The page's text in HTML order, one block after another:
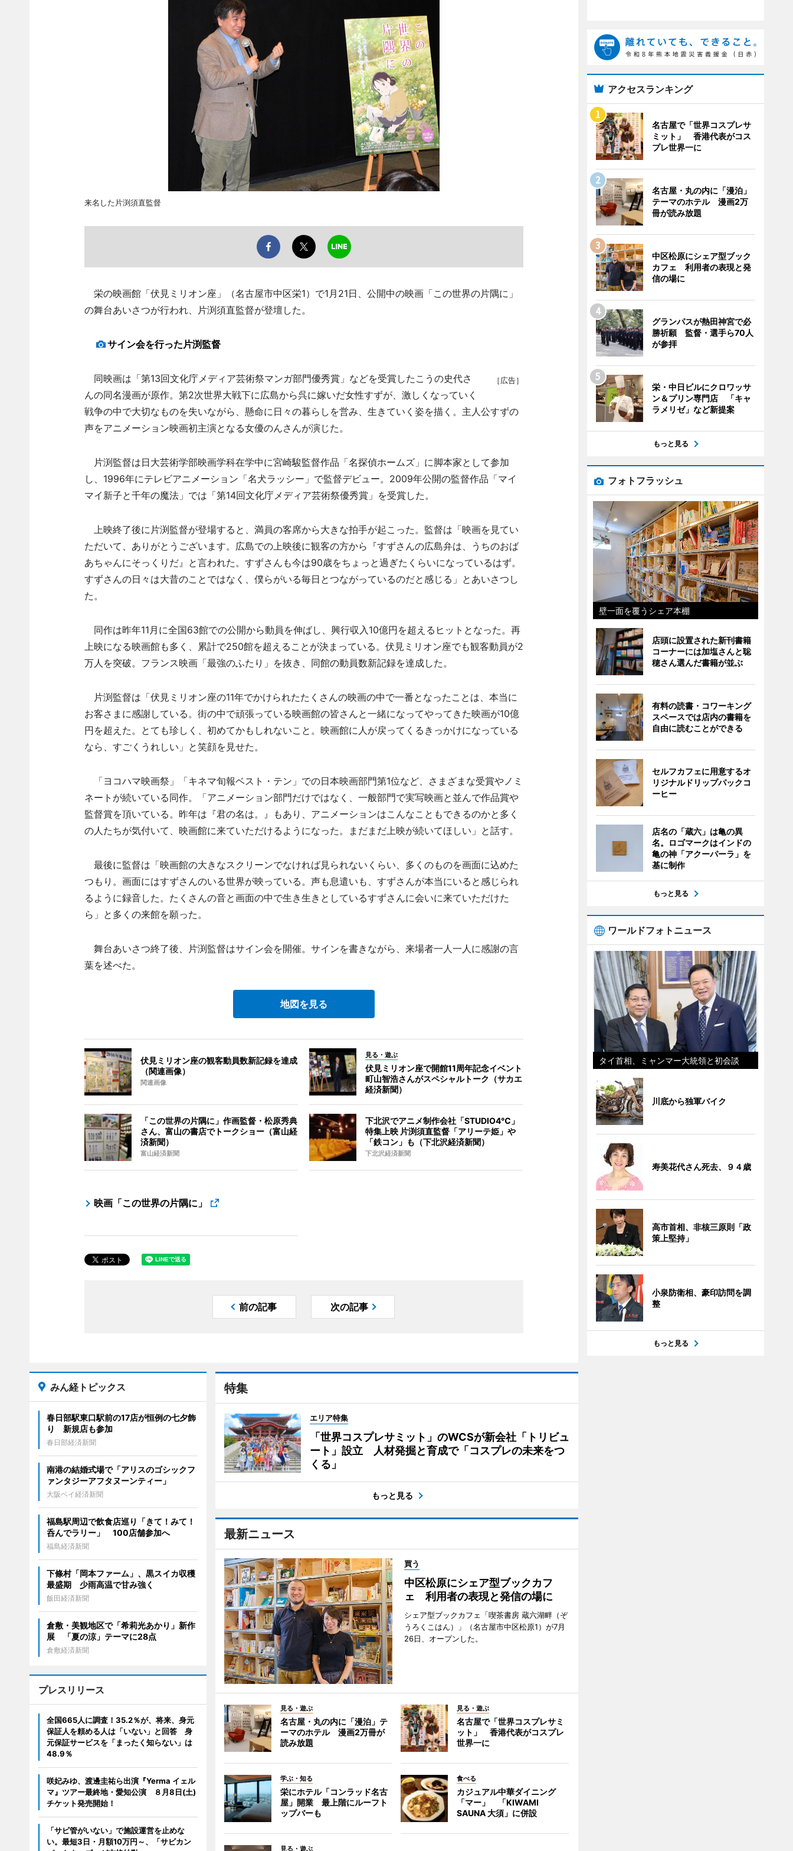
来名した片渕須直監督
栄の映画館「伏見ミリオン座」（名古屋市中区栄1）で1月21日、公開中の映画「この世界の片隅に」
の舞台あいさつが行われ、片渕須直監督が登壇した。
サイン会を行った片渕監督
［広告］
同映画は「第13回文化庁メディア芸術祭マンガ部門優秀賞」などを受賞したこうの史代さ
んの同名漫画が原作。第2次世界大戦下に広島から呉に嫁いだ女性すずが、激しくなっていく
戦争の中で大切なものを失いながら、懸命に日々の暮らしを営み、生きていく姿を描く。主人公すずの
声をアニメーション映画初主演となる女優のんさんが演じた。
片渕監督は日大芸術学部映画学科在学中に宮崎駿監督作品「名探偵ホームズ」に脚本家として参加
し、1996年にテレビアニメーション「名犬ラッシー」で監督デビュー。2009年公開の監督作品「マイ
マイ新子と千年の魔法」では「第14回文化庁メディア芸術祭優秀賞」を受賞した。
上映終了後に片渕監督が登場すると、満員の客席から大きな拍手が起こった。監督は「映画を見てい
ただいて、ありがとうございます。広島での上映後に観客の方から『すずさんの広島弁は、うちのおば
あちゃんにそっくりだ』と言われた。すずさんも今は90歳をちょっと過ぎたくらいになっているはず。
すずさんの日々は大昔のことではなく、僕らがいる毎日とつながっているのだと感じる」とあいさつし
た。
同作は昨年11月に全国63館での公開から動員を伸ばし、興行収入10億円を超えるヒットとなった。再
上映になる映画館も多く、累計で250館を超えることが決まっている。伏見ミリオン座でも観客動員が2
万人を突破。フランス映画「最強のふたり」を抜き、同館の動員数新記録を達成した。
片渕監督は「伏見ミリオン座の11年でかけられたたくさんの映画の中で一番となったことは、本当に
お客さまに感謝している。街の中で頑張っている映画館の皆さんと一緒になってやってきた映画が10億
円を超えた。とても珍しく、初めてかもしれないこと。映画館に人が戻ってくるきっかけになっている
なら、すごくうれしい」と笑顔を見せた。
「ヨコハマ映画祭」「キネマ旬報ベスト・テン」での日本映画部門第1位など、さまざまな受賞やノミ
ネートが続いている同作。「アニメーション部門だけではなく、一般部門で実写映画と並んで作品賞や
監督賞を頂いている。昨年は『君の名は。』もあり、アニメーションはこんなこともできるのかと多く
の人たちが気付いて、映画館に来ていただけるようになった。まだまだ上映が続いてほしい」と話す。
最後に監督は「映画館の大きなスクリーンでなければ見られないくらい、多くのものを画面に込めた
つもり。画面にはすずさんのいる世界が映っている。声も息遣いも、すずさんが本当にいると感じられ
るように録音した。たくさんの音と画面の中で生き生きとしているすずさんに会いに来ていただけた
ら」と多くの来館を願った。
舞台あいさつ終了後、片渕監督はサイン会を開催。サインを書きながら、来場者一人一人に感謝の言
葉を述べた。
地図を見る
伏見ミリオン座の観客動員数新記録を達成
（関連画像）
関連画像
見る・遊ぶ
伏見ミリオン座で開館11周年記念イベント
町山智浩さんがスペシャルトーク（サカエ
経済新聞）
「この世界の片隅に」作画監督・松原秀典
さん、富山の書店でトークショー（富山経
済新聞）
富山経済新聞
下北沢でアニメ制作会社「STUDIO4℃」
特集上映 片渕須直監督「アリーテ姫」や
「鉄コン」も（下北沢経済新聞）
下北沢経済新聞
映画「この世界の片隅に」
前の記事 次の記事
特集
エリア特集
「世界コスプレサミット」のWCSが新会社「トリビュ
ート」設立 人材発掘と育成で「コスプレの未来をつ
くる」
もっと見る
最新ニュース
買う
中区松原にシェア型ブックカフ
ェ 利用者の表現と発信の場に
シェア型ブックカフェ「喫茶書房 蔵六湖畔（ぞ
うろくこはん）」（名古屋市中区松原1）が7月
26日、オープンした。
見る・遊ぶ
名古屋・丸の内に「漫泊」テ
ーマのホテル 漫画2万冊が
読み放題
見る・遊ぶ
名古屋で「世界コスプレサミ
ット」 香港代表がコスプレ
世界一に
学ぶ・知る
栄にホテル「コンラッド名古
屋」開業 最上階にルーフト
ップバーも
食べる
カジュアル中華ダイニング
「マー」 「KIWAMI
SAUNA 大須」に併設
見る・遊ぶ
みん経トピックス
春日部駅東口駅前の17店が恒例の七夕飾
り 新規店も参加
春日部経済新聞
南港の結婚式場で「アリスのゴシックフ
ァンタジーアフタヌーンティー」
大阪ベイ経済新聞
福島駅周辺で飲食店巡り「きて！みて！
呑んでラリー」 100店舗参加へ
福島経済新聞
下條村「岡本ファーム」、黒スイカ収穫
最盛期 少雨高温で甘み強く
飯田経済新聞
倉敷・美観地区で「希莉光あかり」新作
展 「夏の涼」テーマに28点
倉敷経済新聞
プレスリリース
全国665人に調査！35.2％が、将来、身元
保証人を頼める人は「いない」と回答 身
元保証サービスを「まったく知らない」は
48.9％
咲妃みゆ、渡邊圭祐ら出演『Yerma イェル
マ』ツアー最終地・愛知公演 ８月8日(土)
チケット発売開始！
「サビ管がいない」で施設運営を止めな
い。最短3日・月額10万円～、「サビカン
アクセスランキング
名古屋で「世界コスプレサ
ミット」 香港代表がコス
プレ世界一に
名古屋・丸の内に「漫泊」
テーマのホテル 漫画2万
冊が読み放題
中区松原にシェア型ブック
カフェ 利用者の表現と発
信の場に
グランパスが熱田神宮で必
勝祈願 監督・選手ら70人
が参拝
栄・中日ビルにクロワッサ
ン＆プリン専門店 「キャ
ラメリゼ」など新提案
もっと見る
フォトフラッシュ
壁一面を覆うシェア本棚
店頭に設置された新刊書籍
コーナーには加塩さんと聡
穂さん選んだ書籍が並ぶ
有料の読書・コワーキング
スペースでは店内の書籍を
自由に読むことができる
セルフカフェに用意するオ
リジナルドリップパックコ
ーヒー
店名の「蔵六」は亀の異
名。ロゴマークはインドの
亀の神「アクーパーラ」を
基に制作
もっと見る
ワールドフォトニュース
タイ首相、ミャンマー大統領と初会談
川底から独軍バイク
寿美花代さん死去、９４歳
高市首相、非核三原則「政
策上堅持」
小泉防衛相、豪印訪問を調
整
もっと見る